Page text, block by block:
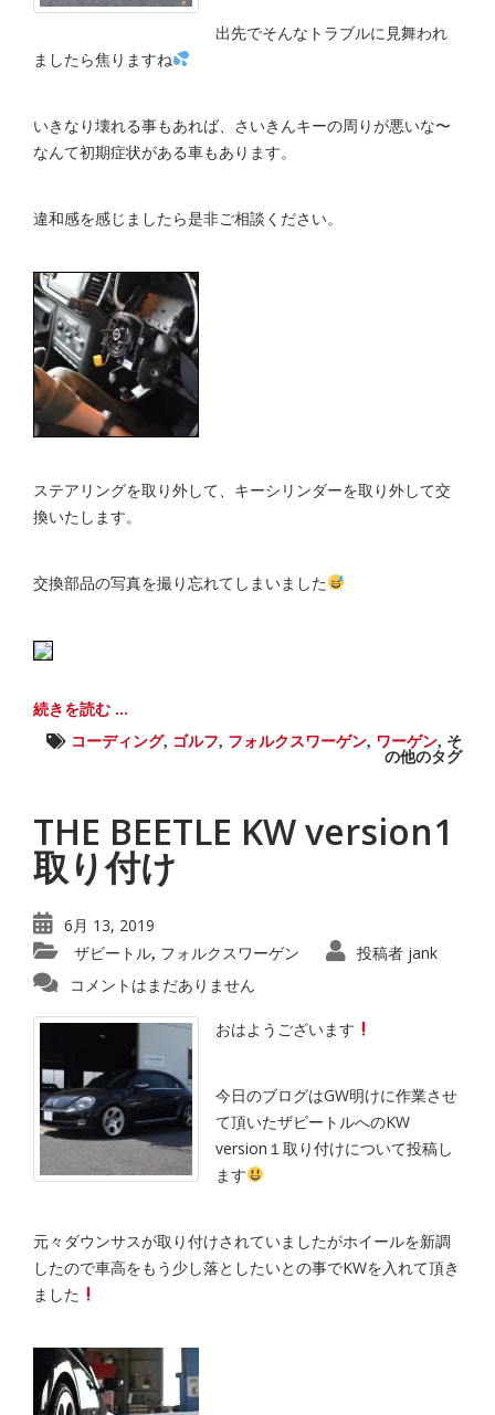
出先でそんなトラブルに見舞われ
ましたら焦りますね
いきなり壊れる事もあれば、さいきんキーの周りが悪いな〜
なんて初期症状がある車もあります。
違和感を感じましたら是非ご相談ください。
ステアリングを取り外して、キーシリンダーを取り外して交
換いたします。
交換部品の写真を撮り忘れてしまいました
続きを読む ...
コーディング, ゴルフ, フォルクスワーゲン, ワーゲン, そ
の他のタグ
THE BEETLE KW version1
取り付け
6月 13, 2019
ザビートル, フォルクスワーゲン 投稿者 jank
コメントはまだありません
おはようございます
今日のブログはGW明けに作業させ
て頂いたザビートルへのKW
version１取り付けについて投稿し
ます
元々ダウンサスが取り付けされていましたがホイールを新調
したので車高をもう少し落としたいとの事でKWを入れて頂き
ました